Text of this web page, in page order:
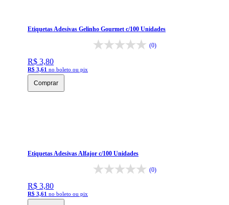
Etiquetas Adesivas Gelinho Gourmet c/100 Unidades
(0)
R$ 3,80
R$ 3,61 no boleto ou pix
Comprar
Etiquetas Adesivas Alfajor c/100 Unidades
(0)
R$ 3,80
R$ 3,61 no boleto ou pix